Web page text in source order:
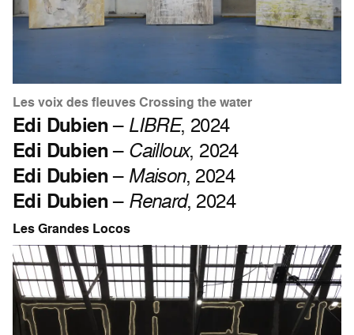
Les voix des fleuves Crossing the water
Edi Dubien– LIBRE, 2024
Edi Dubien– Cailloux, 2024
Edi Dubien– Maison, 2024
Edi Dubien– Renard, 2024
Les Grandes Locos